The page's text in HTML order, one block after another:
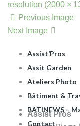
ARTISANS DU
Assist Pros La
Assist’Pros
Assit Garden
Ateliers Photo
Bâtiment &
BATINEWS –
Contact
resolution (2000 ×
Previous Image
Next Image
Assist Pros